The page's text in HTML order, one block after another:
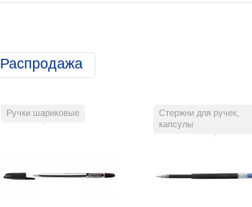
Распродажа
Ручки шариковые
Стержни для ручек,
капсулы